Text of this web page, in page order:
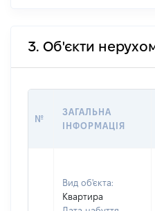
3. Об'єкти
№
ЗАГАЛЬНА
ІНФОРМАЦІЯ
Вид об'єкта:
Квартира